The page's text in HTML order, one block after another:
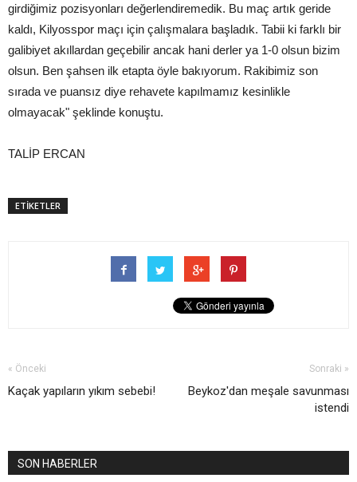
girdiğimiz pozisyonları değerlendiremedik. Bu maç artık geride
kaldı, Kilyosspor maçı için çalışmalara başladık. Tabii ki farklı bir
galibiyet akıllardan geçebilir ancak hani derler ya 1-0 olsun bizim
olsun. Ben şahsen ilk etapta öyle bakıyorum. Rakibimiz son
sırada ve puansız diye rehavete kapılmamız kesinlikle
olmayacak" şeklinde konuştu.
TALİP ERCAN
ETİKETLER
« Önceki
Kaçak yapıların yıkım sebebi!
Sonraki »
Beykoz'dan meşale savunması
istendi
SON HABERLER